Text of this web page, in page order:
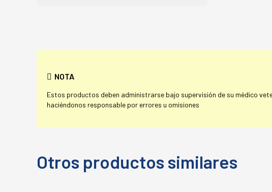
NOTA
Estos productos deben administrarse bajo supervisión de su médico
haciéndonos responsable por errores u omisiones
Otros productos similares